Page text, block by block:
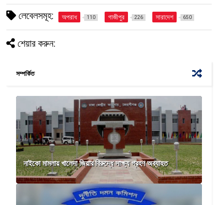
লেবেলসমূহ: অপরাধ 110 গাজীপুর 226 সারাদেশ 650
শেয়ার করুন:
সম্পর্কিত
নাইকো মামলায় খালেদা জিয়ার বিরুদ্ধে সাক্ষ্য গ্রহণ অব্যাহত